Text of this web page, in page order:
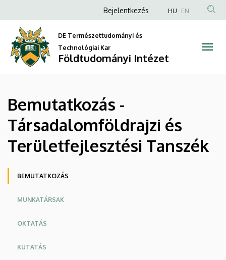
Bemutatkozás
Társadalomföldrajzi
Területfejlesztési
Tanszék
Földtudományi
Intézet
a
tartalomra
Anonim
fiók
menüje
Bejelentkezés HU EN
DE Természettudományi és
Technológiai Kar
Földtudományi Intézet
Bemutatkozás -
Társadalomföldrajzi és
Területfejlesztési Tanszék
Oldalmenü
BEMUTATKOZÁS
MUNKATÁRSAK
OKTATÁS
KUTATÁS